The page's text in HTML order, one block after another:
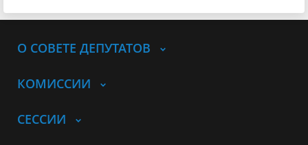
О СОВЕТЕ ДЕПУТАТОВ
КОМИССИИ
СЕССИИ